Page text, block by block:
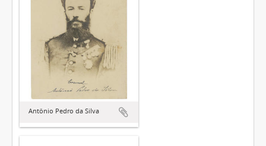
Antônio Pedro da Silva